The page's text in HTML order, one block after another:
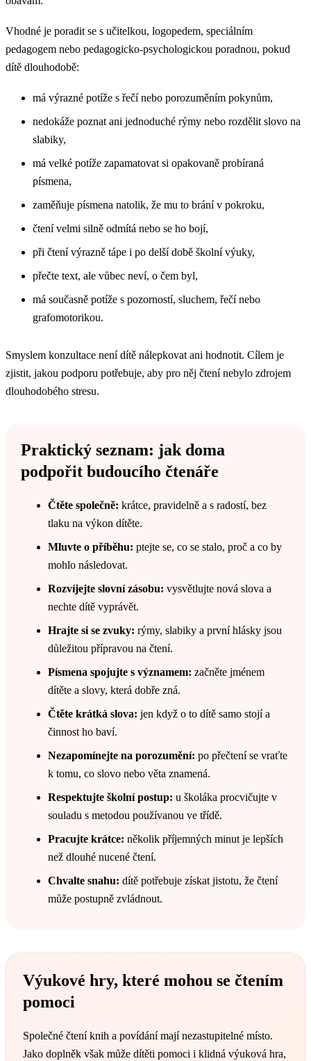
Vhodné je poradit se s učitelkou, logopedem, speciálním
pedagogem nebo pedagogicko-psychologickou poradnou, pokud
dítě dlouhodobě:
má výrazné potíže s řečí nebo porozuměním pokynům,
nedokáže poznat ani jednoduché rýmy nebo rozdělit slovo na
slabiky,
má velké potíže zapamatovat si opakovaně probíraná
písmena,
zaměňuje písmena natolik, že mu to brání v pokroku,
čtení velmi silně odmítá nebo se ho bojí,
při čtení výrazně tápe i po delší době školní výuky,
přečte text, ale vůbec neví, o čem byl,
má současně potíže s pozorností, sluchem, řečí nebo
grafomotorikou.
Smyslem konzultace není dítě nálepkovat ani hodnotit. Cílem je
zjistit, jakou podporu potřebuje, aby pro něj čtení nebylo zdrojem
dlouhodobého stresu.
Praktický seznam: jak doma
podpořit budoucího čtenáře
Čtěte společně: krátce, pravidelně a s radostí, bez
tlaku na výkon dítěte.
Mluvte o příběhu: ptejte se, co se stalo, proč a co by
mohlo následovat.
Rozvíjejte slovní zásobu: vysvětlujte nová slova a
nechte dítě vyprávět.
Hrajte si se zvuky: rýmy, slabiky a první hlásky jsou
důležitou přípravou na čtení.
Písmena spojujte s významem: začněte jménem
dítěte a slovy, která dobře zná.
Čtěte krátká slova: jen když o to dítě samo stojí a
činnost ho baví.
Nezapomínejte na porozumění: po přečtení se vraťte
k tomu, co slovo nebo věta znamená.
Respektujte školní postup: u školáka procvičujte v
souladu s metodou používanou ve třídě.
Pracujte krátce: několik příjemných minut je lepších
než dlouhé nucené čtení.
Chvalte snahu: dítě potřebuje získat jistotu, že čtení
může postupně zvládnout.
Výukové hry, které mohou se čtením
pomoci
Společné čtení knih a povídání mají nezastupitelné místo.
Jako doplněk však může dítěti pomoci i klidná výuková hra,